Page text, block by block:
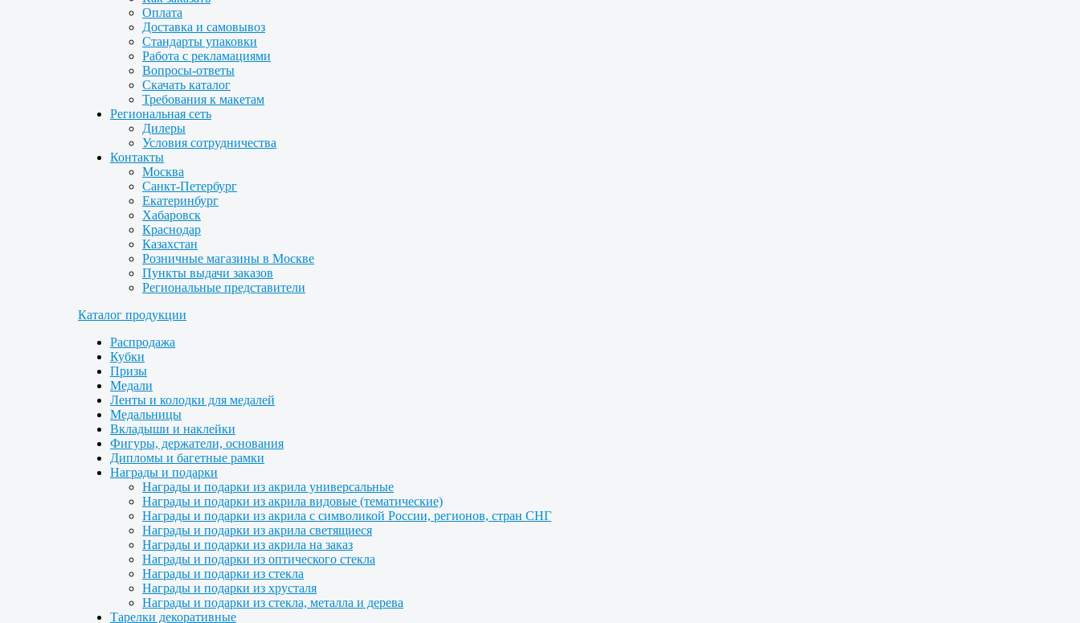
Оплата
Доставка и самовывоз
Стандарты упаковки
Работа с рекламациями
Вопросы-ответы
Скачать каталог
Требования к макетам
Региональная сеть
Дилеры
Условия сотрудничества
Контакты
Москва
Санкт-Петербург
Екатеринбург
Хабаровск
Краснодар
Казахстан
Розничные магазины в Москве
Пункты выдачи заказов
Региональные представители
Каталог продукции
Распродажа
Кубки
Призы
Медали
Ленты и колодки для медалей
Медальницы
Вкладыши и наклейки
Фигуры, держатели, основания
Дипломы и багетные рамки
Награды и подарки
Награды и подарки из акрила универсальные
Награды и подарки из акрила видовые (тематические)
Награды и подарки из акрила с символикой России, регионов, стран СНГ
Награды и подарки из акрила светящиеся
Награды и подарки из акрила на заказ
Награды и подарки из оптического стекла
Награды и подарки из стекла
Награды и подарки из хрусталя
Награды и подарки из стекла, металла и дерева
Тарелки декоративные